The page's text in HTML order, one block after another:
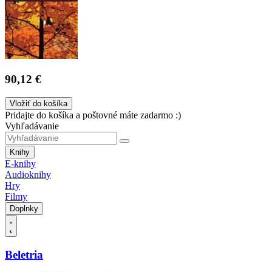
90,12 €
Vložiť do košíka
Pridajte do košíka a poštovné máte zadarmo :)
Vyhľadávanie
Knihy
E-knihy
Audioknihy
Hry
Filmy
Doplnky
Beletria